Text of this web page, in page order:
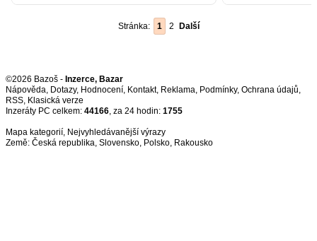
Stránka: 1 2 Další
©2026 Bazoš - Inzerce, Bazar
Nápověda, Dotazy, Hodnocení, Kontakt, Reklama, Podmínky, Ochrana údajů,
RSS,
Inzeráty PC celkem: 44166, za 24 hodin: 1755
Mapa kategorií, Nejvyhledávanější výrazy
Země: Česká republika, Slovensko, Polsko, Rakousko